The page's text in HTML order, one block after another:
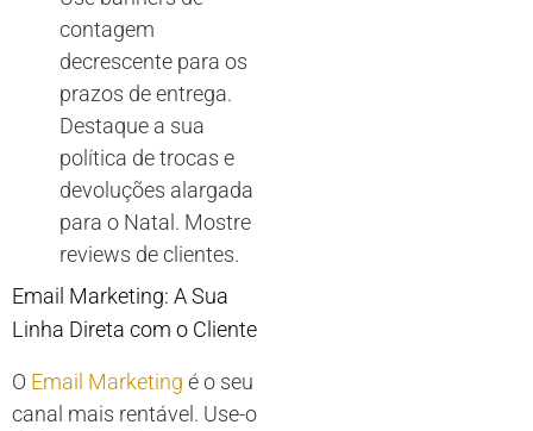
contagem
decrescente para os
prazos de entrega.
Destaque a sua
política de trocas e
devoluções alargada
para o Natal. Mostre
reviews de clientes.
Email Marketing: A Sua
Linha Direta com o Cliente
O Email Marketing é o seu
canal mais rentável. Use-o